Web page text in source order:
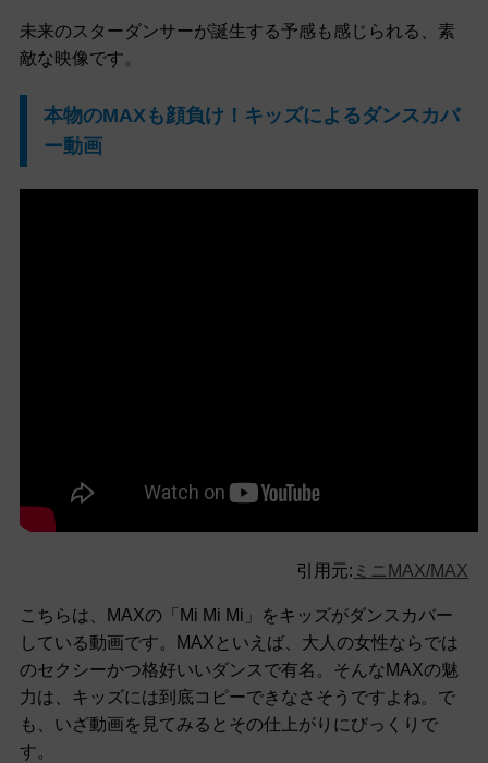
未来のスターダンサーが誕生する予感も感じられる、素
敵な映像です。
本物のMAXも顔負け！キッズによるダンスカバ
ー動画
引用元: ミニMAX/MAX
こちらは、MAXの「Mi Mi Mi」をキッズがダンスカバー
している動画です。MAXといえば、大人の女性ならでは
のセクシーかつ格好いいダンスで有名。そんなMAXの魅
力は、キッズには到底コピーできなさそうですよね。で
も、いざ動画を見てみるとその仕上がりにびっくりで
す。